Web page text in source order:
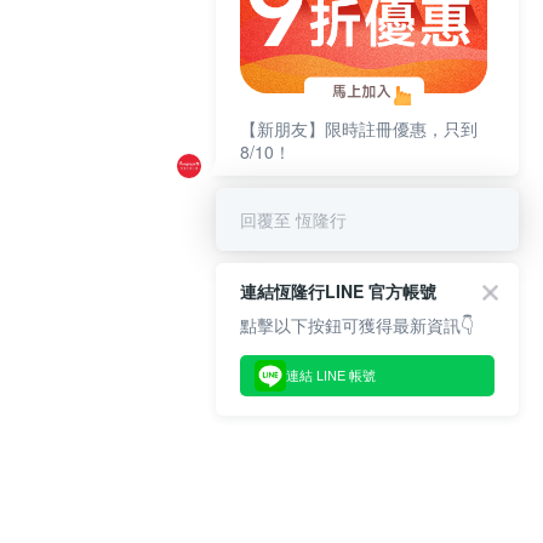
【新朋友】限時註冊優惠，只到
8/10！
回覆至 恆隆行
連結恆隆行LINE 官方帳號
點擊以下按鈕可獲得最新資訊👇
連結 LINE 帳號